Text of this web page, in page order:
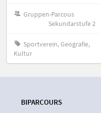
Gruppen-Parcous
Sekundarstufe 2
Sportverein, Geografie,
Kultur
BIPARCOURS